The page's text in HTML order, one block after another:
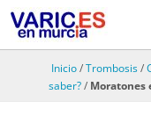
Inicio/Trombosis/
saber?/ Moratones